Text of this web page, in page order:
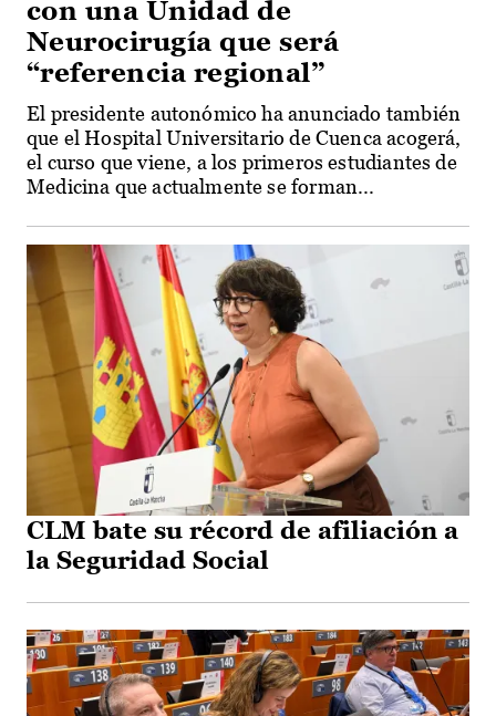
con una Unidad de
Neurocirugía que será
“referencia regional”
El presidente autonómico ha anunciado también
que el Hospital Universitario de Cuenca acogerá,
el curso que viene, a los primeros estudiantes de
Medicina que actualmente se forman...
CLM bate su récord de afiliación a
la Seguridad Social